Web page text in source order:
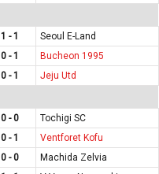
1 - 1
Seoul E-Land
0 - 1
Bucheon 1995
0 - 1
Jeju Utd
0 - 0
Tochigi SC
0 - 1
Ventforet Kofu
0 - 0
Machida Zelvia